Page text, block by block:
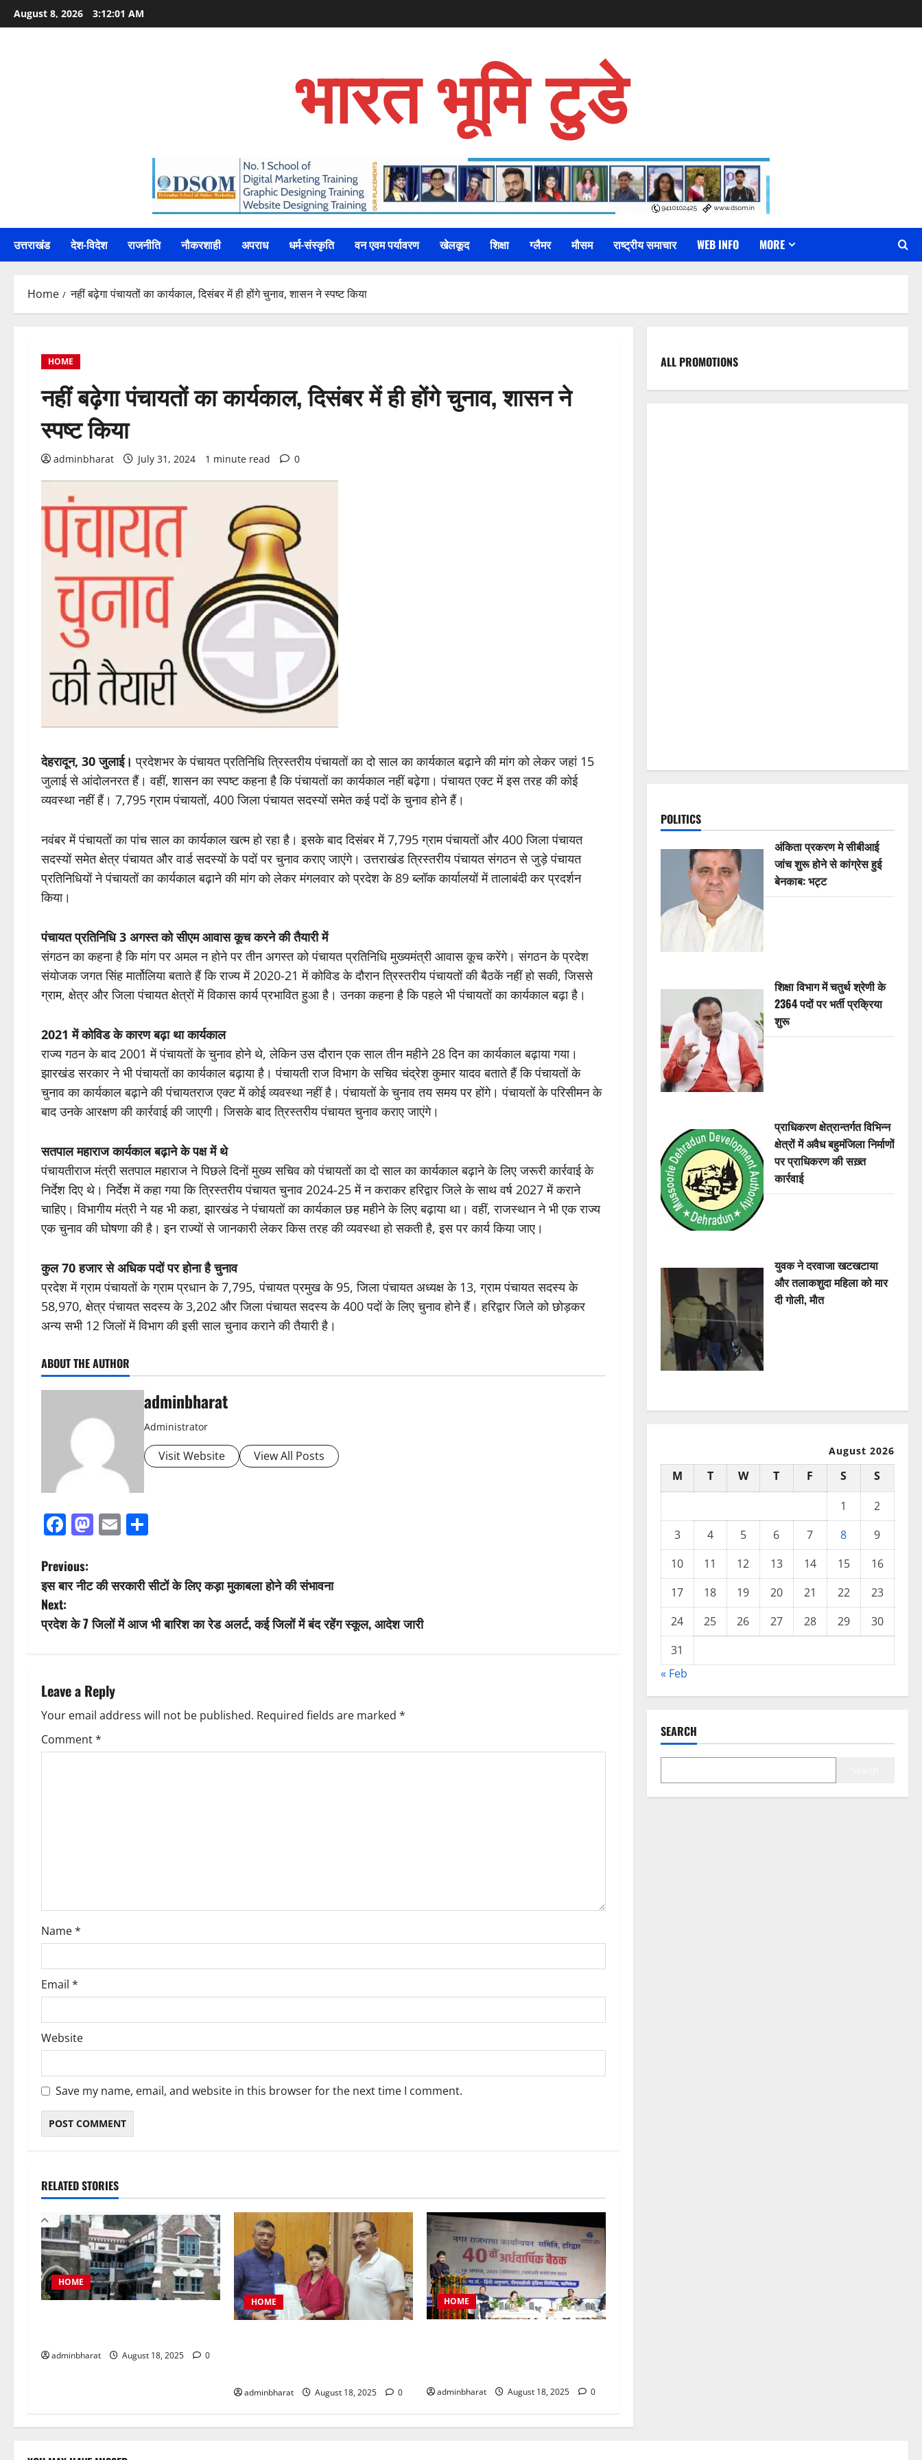
Skip
to
August 8, 2026 3:12:01 AM
भारत भूमि टुडे
उत्तराखंड देश-विदेश राजनीति नौकरशाही अपराध धर्म-संस्कृति वन एवम पर्यावरण खेलकूद शिक्षा ग्लैमर मौसम राष्ट्रीय समाचार WEB INFO MORE
Home नहीं बढ़ेगा पंचायतों का कार्यकाल, दिसंबर में ही होंगे चुनाव, शासन ने स्पष्ट किया
HOME
नहीं बढ़ेगा पंचायतों का कार्यकाल, दिसंबर में ही होंगे चुनाव, शासन ने
स्पष्ट किया
adminbharat July 31, 2024 1 minute read 0
देहरादून, 30 जुलाई। प्रदेशभर के पंचायत प्रतिनिधि त्रिस्तरीय पंचायतों का दो साल का कार्यकाल बढ़ाने की मांग को लेकर जहां 15
जुलाई से आंदोलनरत हैं। वहीं, शासन का स्पष्ट कहना है कि पंचायतों का कार्यकाल नहीं बढ़ेगा। पंचायत एक्ट में इस तरह की कोई
व्यवस्था नहीं हैं। 7,795 ग्राम पंचायतों, 400 जिला पंचायत सदस्यों समेत कई पदों के चुनाव होने हैं।
नवंबर में पंचायतों का पांच साल का कार्यकाल खत्म हो रहा है। इसके बाद दिसंबर में 7,795 ग्राम पंचायतों और 400 जिला पंचायत
सदस्यों समेत क्षेत्र पंचायत और वार्ड सदस्यों के पदों पर चुनाव कराए जाएंगे। उत्तराखंड त्रिस्तरीय पंचायत संगठन से जुड़े पंचायत
प्रतिनिधियों ने पंचायतों का कार्यकाल बढ़ाने की मांग को लेकर मंगलवार को प्रदेश के 89 ब्लॉक कार्यालयों में तालाबंदी कर प्रदर्शन
किया।
पंचायत प्रतिनिधि 3 अगस्त को सीएम आवास कूच करने की तैयारी में
संगठन का कहना है कि मांग पर अमल न होने पर तीन अगस्त को पंचायत प्रतिनिधि मुख्यमंत्री आवास कूच करेंगे। संगठन के प्रदेश
संयोजक जगत सिंह मार्तोलिया बताते हैं कि राज्य में 2020-21 में कोविड के दौरान त्रिस्तरीय पंचायतों की बैठकें नहीं हो सकी, जिससे
ग्राम, क्षेत्र और जिला पंचायत क्षेत्रों में विकास कार्य प्रभावित हुआ है। उनका कहना है कि पहले भी पंचायतों का कार्यकाल बढ़ा है।
2021 में कोविड के कारण बढ़ा था कार्यकाल
राज्य गठन के बाद 2001 में पंचायतों के चुनाव होने थे, लेकिन उस दौरान एक साल तीन महीने 28 दिन का कार्यकाल बढ़ाया गया।
झारखंड सरकार ने भी पंचायतों का कार्यकाल बढ़ाया है। पंचायती राज विभाग के सचिव चंद्रेश कुमार यादव बताते हैं कि पंचायतों के
चुनाव का कार्यकाल बढ़ाने की पंचायतराज एक्ट में कोई व्यवस्था नहीं है। पंचायतों के चुनाव तय समय पर होंगे। पंचायतों के परिसीमन के
बाद उनके आरक्षण की कार्रवाई की जाएगी। जिसके बाद त्रिस्तरीय पंचायत चुनाव कराए जाएंगे।
सतपाल महाराज कार्यकाल बढ़ाने के पक्ष में थे
पंचायतीराज मंत्री सतपाल महाराज ने पिछले दिनों मुख्य सचिव को पंचायतों का दो साल का कार्यकाल बढ़ाने के लिए जरूरी कार्रवाई के
निर्देश दिए थे। निर्देश में कहा गया कि त्रिस्तरीय पंचायत चुनाव 2024-25 में न कराकर हरिद्वार जिले के साथ वर्ष 2027 में कराने
चाहिए। विभागीय मंत्री ने यह भी कहा, झारखंड ने पंचायतों का कार्यकाल छह महीने के लिए बढ़ाया था। वहीं, राजस्थान ने भी एक राज्य
एक चुनाव की घोषणा की है। इन राज्यों से जानकारी लेकर किस तरह की व्यवस्था हो सकती है, इस पर कार्य किया जाए।
कुल 70 हजार से अधिक पदों पर होना है चुनाव
प्रदेश में ग्राम पंचायतों के ग्राम प्रधान के 7,795, पंचायत प्रमुख के 95, जिला पंचायत अध्यक्ष के 13, ग्राम पंचायत सदस्य के
58,970, क्षेत्र पंचायत सदस्य के 3,202 और जिला पंचायत सदस्य के 400 पदों के लिए चुनाव होने हैं। हरिद्वार जिले को छोड़कर
अन्य सभी 12 जिलों में विभाग की इसी साल चुनाव कराने की तैयारी है।
ABOUT THE AUTHOR
adminbharat
Administrator
Visit Website View All Posts
Facebook
Mastodon
Email
P
o
s
n
a
v
o
n
Previous:
इस बार नीट की सरकारी सीटों के लिए कड़ा मुकाबला होने की संभावना
Next:
प्रदेश के 7 जिलों में आज भी बारिश का रेड अलर्ट, कई जिलों में बंद रहेंग स्कूल, आदेश जारी
Leave a Reply
Your email address will not be published. Required fields are marked *
Comment*
Name*
Email *
Website
Save my name, email, and website in this browser for the next time I comment.
RELATED STORIES
HOME
adminbharat August 18, 2025 0
HOME
adminbharat August 18, 2025 0
HOME
adminbharat August 18, 2025 0
ALL PROMOTIONS
POLITICS
अंकिता प्रकरण मे सीबीआई
जांच शुरू होने से कांग्रेस हुई
बेनकाब: भट्ट
शिक्षा विभाग में चतुर्थ श्रेणी के
2364 पदों पर भर्ती प्रक्रिया
शुरू
प्राधिकरण क्षेत्रान्तर्गत विभिन्न
क्षेत्रों में अवैध बहुमंजिला निर्माणों
पर प्राधिकरण की सख़्त
कार्रवाई
युवक ने दरवाजा खटखटाया
और तलाकशुदा महिला को मार
दी गोली, माैत
August 2026
M T W T F S
S
1
2
3
4 5 6 7 8
9
10
11 12 13 14 15
16
17
18 19 20 21 22
23
24
25 26 27 28 29
30
31
« Feb
SEARCH